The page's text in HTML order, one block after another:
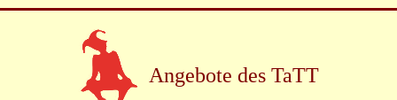
Angebote des TaTT